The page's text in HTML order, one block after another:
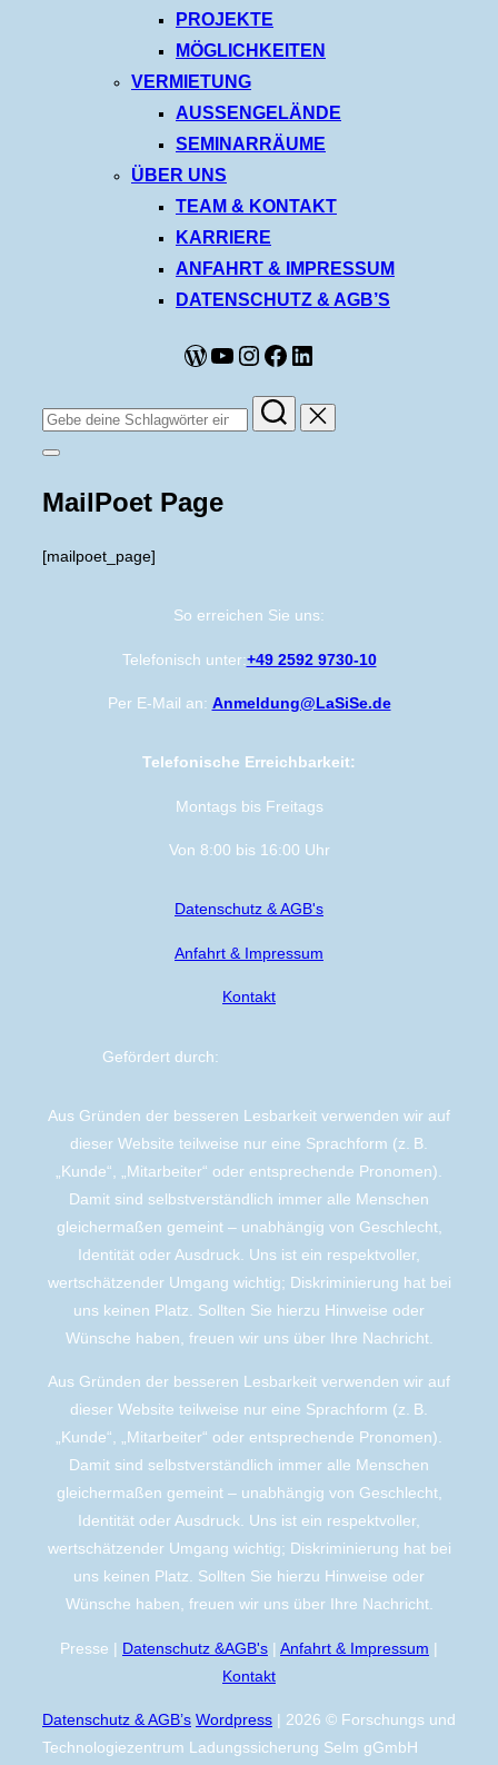
PROJEKTE
MÖGLICHKEITEN
VERMIETUNG
AUSSENGELÄNDE
SEMINARRÄUME
ÜBER UNS
TEAM & KONTAKT
KARRIERE
ANFAHRT & IMPRESSUM
DATENSCHUTZ & AGB’S
WordPress
YouTube
Instagram
Facebook
LinkedIn
Suchen
nach:
Seitenleiste
Navigation
umschalten
MailPoet Page
[mailpoet_page]
So erreichen Sie uns:
Telefonisch unter:+49 2592 9730-10
Per E-Mail an: Anmeldung@LaSiSe.de
Telefonische Erreichbarkeit:
Montags bis Freitags
Von 8:00 bis 16:00 Uhr
Datenschutz & AGB's
Anfahrt & Impressum
Kontakt
Gefördert durch:
Aus Gründen der besseren Lesbarkeit verwenden wir auf
dieser Website teilweise nur eine Sprachform (z. B.
„Kunde“, „Mitarbeiter“ oder entsprechende Pronomen).
Damit sind selbstverständlich immer alle Menschen
gleichermaßen gemeint – unabhängig von Geschlecht,
Identität oder Ausdruck. Uns ist ein respektvoller,
wertschätzender Umgang wichtig; Diskriminierung hat bei
uns keinen Platz. Sollten Sie hierzu Hinweise oder
Wünsche haben, freuen wir uns über Ihre Nachricht.
Aus Gründen der besseren Lesbarkeit verwenden wir auf
dieser Website teilweise nur eine Sprachform (z. B.
„Kunde“, „Mitarbeiter“ oder entsprechende Pronomen).
Damit sind selbstverständlich immer alle Menschen
gleichermaßen gemeint – unabhängig von Geschlecht,
Identität oder Ausdruck. Uns ist ein respektvoller,
wertschätzender Umgang wichtig; Diskriminierung hat bei
uns keinen Platz. Sollten Sie hierzu Hinweise oder
Wünsche haben, freuen wir uns über Ihre Nachricht.
Presse | Datenschutz &AGB's | Anfahrt & Impressum |
Kontakt
Datenschutz & AGB’s Wordpress | 2026 © Forschungs und
Technologiezentrum Ladungssicherung Selm gGmbH